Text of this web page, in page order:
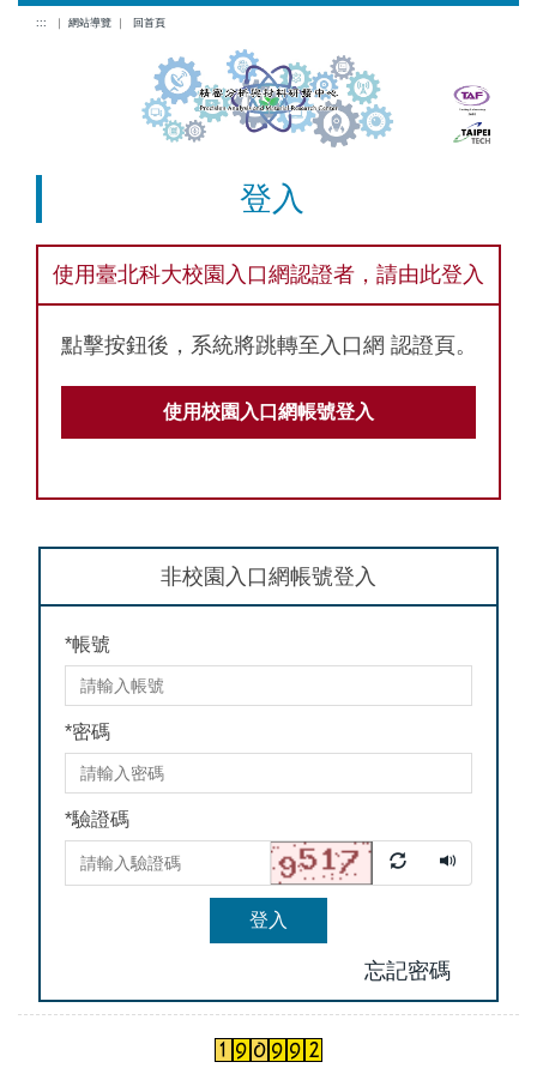
::: ｜ 網站導覽 ｜ 回首頁
登入
使用臺北科大校園入口網認證者，請由此登入
點擊按鈕後，系統將跳轉至入口網 認證頁。
使用校園入口網帳號登入
非校園入口網帳號登入
*帳號
*密碼
*驗證碼
登入
忘記密碼